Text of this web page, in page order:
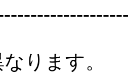
ります。